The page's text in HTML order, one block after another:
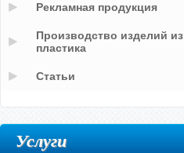
Рекламная продукция
Производство изделий из
пластика
Статьи
Услуги